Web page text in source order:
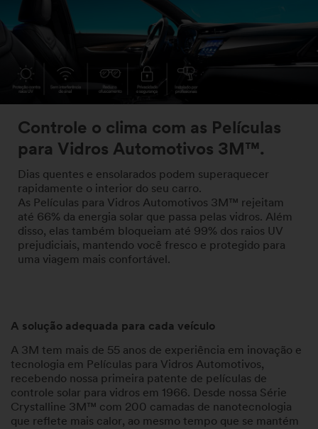
Controle o clima com as Películas
para Vidros Automotivos 3M™.
Dias quentes e ensolarados podem superaquecer
rapidamente o interior do seu carro.
As Películas para Vidros Automotivos 3M™ rejeitam
até 66% da energia solar que passa pelas vidros. Além
disso, elas também bloqueiam até 99% dos raios UV
prejudiciais, mantendo você fresco e protegido para
uma viagem mais confortável.
A solução adequada para cada veículo
A 3M tem mais de 55 anos de experiência em inovação e
tecnologia em Películas para Vidros Automotivos,
recebendo nossa primeira patente de películas de
controle solar para vidros em 1966. Desde nossa Série
Crystalline 3M™ com 200 camadas de nanotecnologia
que reflete mais calor, ao mesmo tempo que se mantém